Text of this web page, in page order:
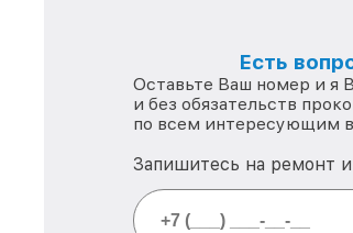
Есть
Оставьте Ваш номер и я
и без обязательств
по всем интересующим
Запишитесь на ремонт и